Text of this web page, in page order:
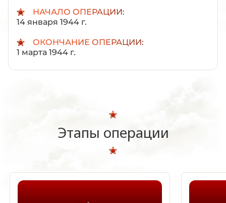
НАЧАЛО ОПЕРАЦИИ:
14 января 1944 г.
ОКОНЧАНИЕ ОПЕРАЦИИ:
1 марта 1944 г.
Этапы операции